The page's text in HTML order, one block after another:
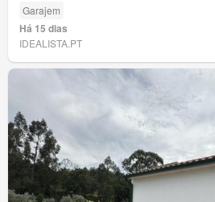
Garajem
Há 15 dias
IDEALISTA.PT